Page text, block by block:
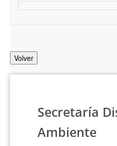
Volver
Secretaría
Ambiente